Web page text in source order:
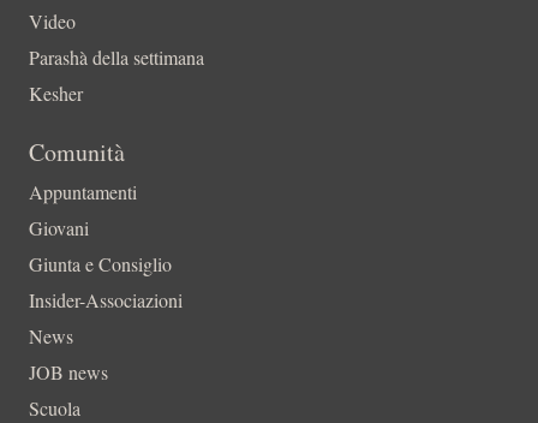
Video
Parashà della settimana
Kesher
Comunità
Appuntamenti
Giovani
Giunta e Consiglio
Insider-Associazioni
News
JOB news
Scuola